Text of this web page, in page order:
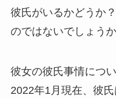
彼氏がいるかどうか
のではないでしょうか
彼女の彼氏事情につ
2022年1月現在、彼氏